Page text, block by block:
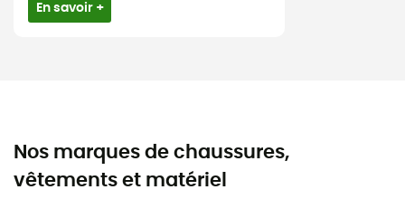
En savoir +
Nos marques de chaussures,
vêtements et matériel